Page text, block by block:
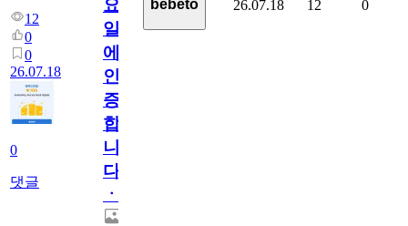
12
0
0
26.07.18
0
댓글
요
일
에
인
증
합
니
다
ㆍ
bebeto 26.07.18 12 0